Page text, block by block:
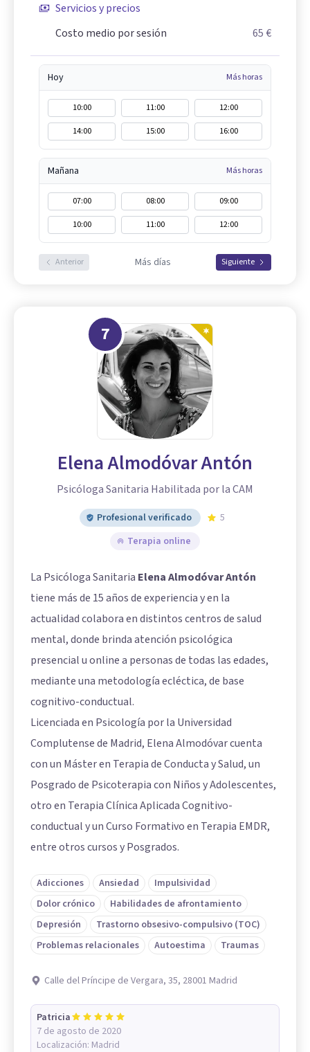
Servicios y precios
Costo medio por sesión
65 €
Hoy Más horas
10:00 11:00
12:00
14:00
15:00 16:00
Mañana Más horas
07:00 08:00
09:00
10:00
11:00 12:00
Anterior Más días Siguiente
7
Elena Almodóvar Antón
Psicóloga Sanitaria Habilitada por la CAM
Profesional verificado
5
Terapia online
La Psicóloga Sanitaria Elena Almodóvar Antón
tiene más de 15 años de experiencia y en la
actualidad colabora en distintos centros de salud
mental, donde brinda atención psicológica
presencial u online a personas de todas las edades,
mediante una metodología ecléctica, de base
cognitivo-conductual.
Licenciada en Psicología por la Universidad
Complutense de Madrid, Elena Almodóvar cuenta
con un Máster en Terapia de Conducta y Salud, un
Posgrado de Psicoterapia con Niños y Adolescentes,
otro en Terapia Clínica Aplicada Cognitivo-
conductual y un Curso Formativo en Terapia EMDR,
entre otros cursos y Posgrados.
Adicciones Ansiedad
Impulsividad
Dolor crónico
Habilidades de afrontamiento
Depresión
Trastorno obsesivo-compulsivo (TOC)
Problemas relacionales
Autoestima Traumas
Calle del Príncipe de Vergara, 35, 28001 Madrid
Patricia
7 de agosto de 2020
Localización: Madrid